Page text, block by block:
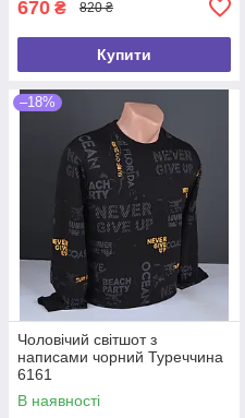
670 ₴ 820 ₴
Купити
–18%
Чоловічий світшот з
написами чорний Туреччина
6161
В наявності